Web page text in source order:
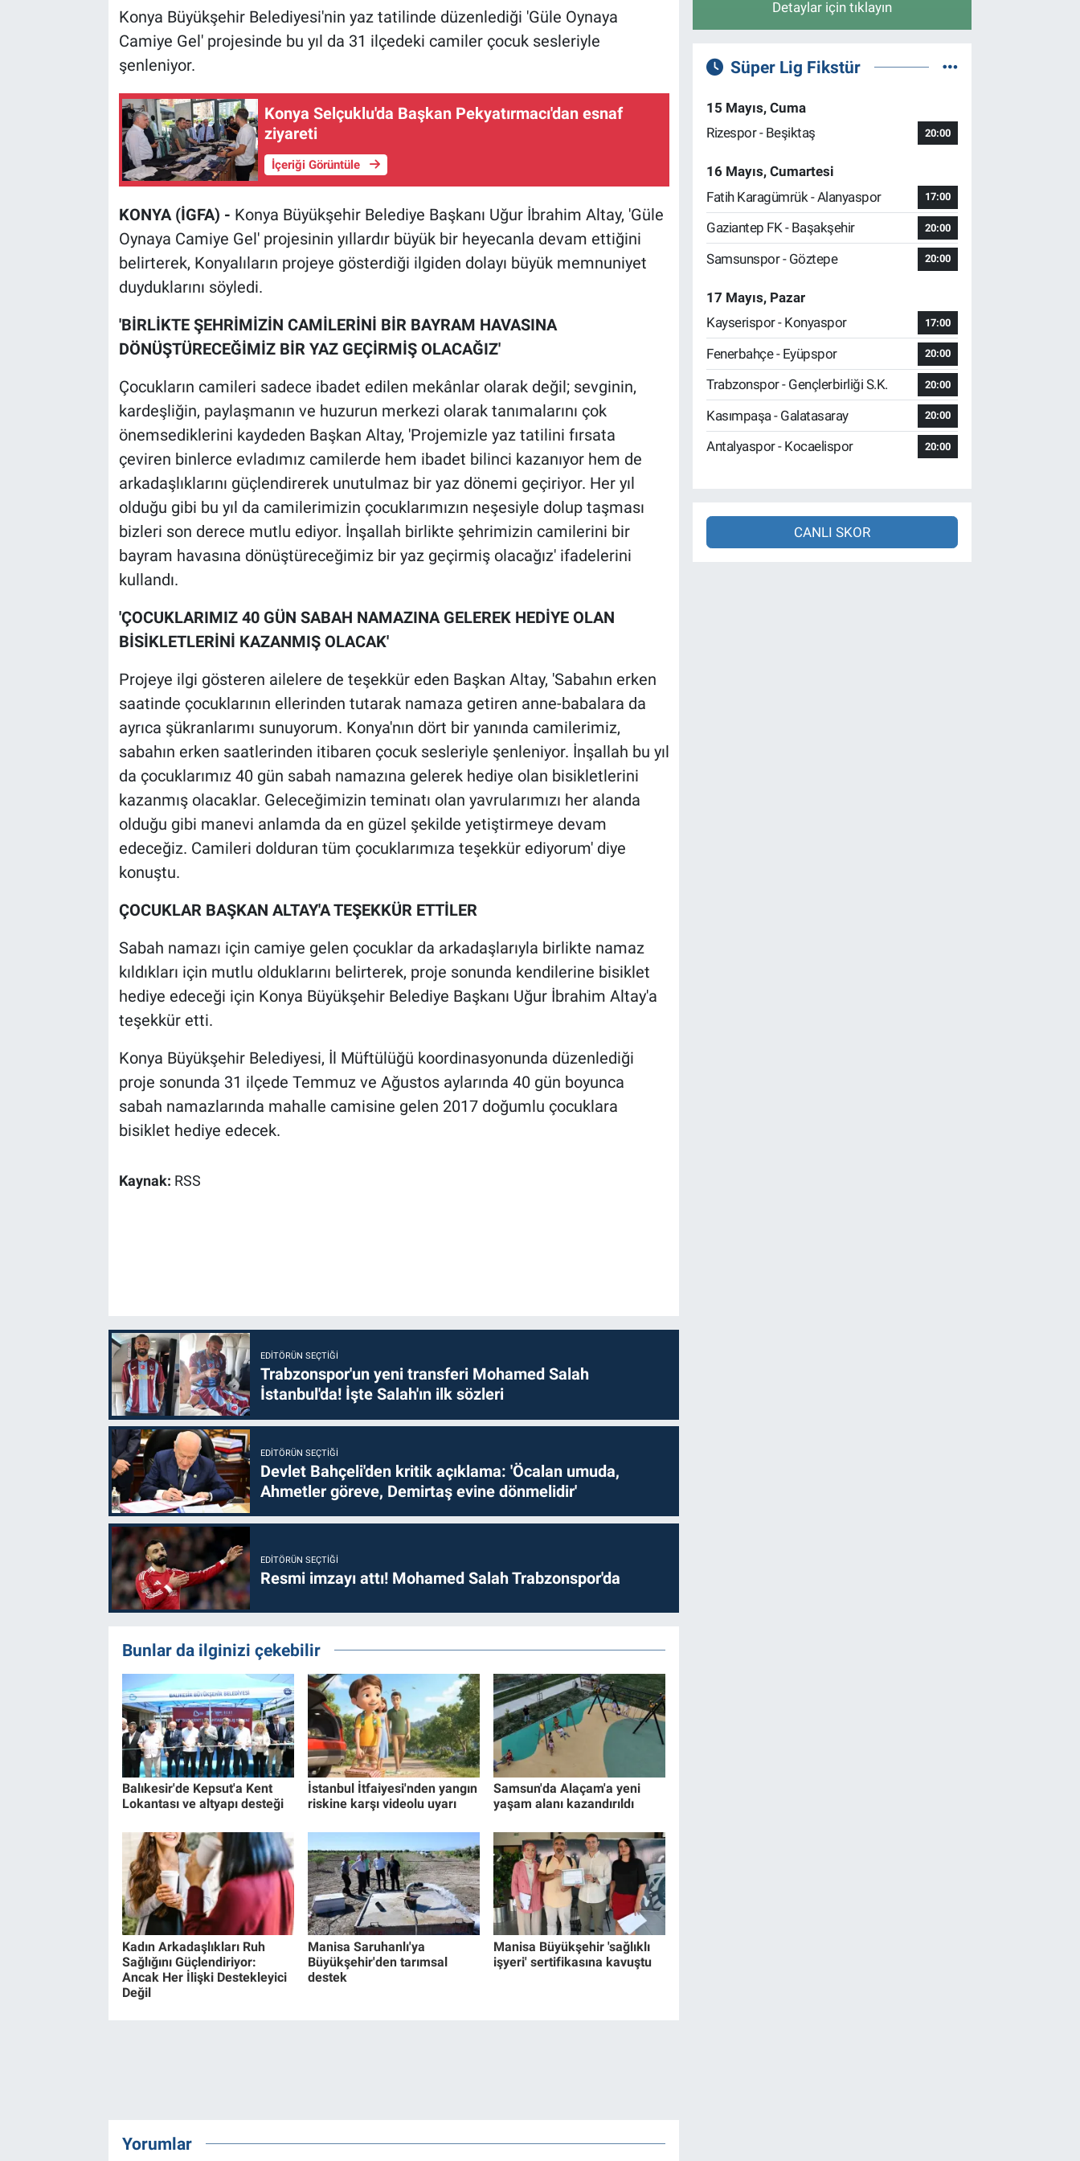
Konya Büyükşehir Belediyesi'nin yaz tatilinde düzenlediği 'Güle Oynaya
Camiye Gel' projesinde bu yıl da 31 ilçedeki camiler çocuk sesleriyle
şenleniyor.
Konya Selçuklu'da Başkan Pekyatırmacı'dan esnaf
ziyareti
İçeriği Görüntüle
KONYA (İGFA) - Konya Büyükşehir Belediye Başkanı Uğur İbrahim Altay, 'Güle
Oynaya Camiye Gel' projesinin yıllardır büyük bir heyecanla devam ettiğini
belirterek, Konyalıların projeye gösterdiği ilgiden dolayı büyük memnuniyet
duyduklarını söyledi.
'BİRLİKTE ŞEHRİMİZİN CAMİLERİNİ BİR BAYRAM HAVASINA
DÖNÜŞTÜRECEĞİMİZ BİR YAZ GEÇİRMİŞ OLACAĞIZ'
Çocukların camileri sadece ibadet edilen mekânlar olarak değil; sevginin,
kardeşliğin, paylaşmanın ve huzurun merkezi olarak tanımalarını çok
önemsediklerini kaydeden Başkan Altay, 'Projemizle yaz tatilini fırsata
çeviren binlerce evladımız camilerde hem ibadet bilinci kazanıyor hem de
arkadaşlıklarını güçlendirerek unutulmaz bir yaz dönemi geçiriyor. Her yıl
olduğu gibi bu yıl da camilerimizin çocuklarımızın neşesiyle dolup taşması
bizleri son derece mutlu ediyor. İnşallah birlikte şehrimizin camilerini bir
bayram havasına dönüştüreceğimiz bir yaz geçirmiş olacağız' ifadelerini
kullandı.
'ÇOCUKLARIMIZ 40 GÜN SABAH NAMAZINA GELEREK HEDİYE OLAN
BİSİKLETLERİNİ KAZANMIŞ OLACAK'
Projeye ilgi gösteren ailelere de teşekkür eden Başkan Altay, 'Sabahın erken
saatinde çocuklarının ellerinden tutarak namaza getiren anne-babalara da
ayrıca şükranlarımı sunuyorum. Konya'nın dört bir yanında camilerimiz,
sabahın erken saatlerinden itibaren çocuk sesleriyle şenleniyor. İnşallah bu yıl
da çocuklarımız 40 gün sabah namazına gelerek hediye olan bisikletlerini
kazanmış olacaklar. Geleceğimizin teminatı olan yavrularımızı her alanda
olduğu gibi manevi anlamda da en güzel şekilde yetiştirmeye devam
edeceğiz. Camileri dolduran tüm çocuklarımıza teşekkür ediyorum' diye
konuştu.
ÇOCUKLAR BAŞKAN ALTAY'A TEŞEKKÜR ETTİLER
Sabah namazı için camiye gelen çocuklar da arkadaşlarıyla birlikte namaz
kıldıkları için mutlu olduklarını belirterek, proje sonunda kendilerine bisiklet
hediye edeceği için Konya Büyükşehir Belediye Başkanı Uğur İbrahim Altay'a
teşekkür etti.
Konya Büyükşehir Belediyesi, İl Müftülüğü koordinasyonunda düzenlediği
proje sonunda 31 ilçede Temmuz ve Ağustos aylarında 40 gün boyunca
sabah namazlarında mahalle camisine gelen 2017 doğumlu çocuklara
bisiklet hediye edecek.
Kaynak: RSS
EDITÖRÜN SEÇTIĞI
Trabzonspor'un yeni transferi Mohamed Salah
İstanbul'da! İşte Salah'ın ilk sözleri
EDITÖRÜN SEÇTIĞI
Devlet Bahçeli'den kritik açıklama: 'Öcalan umuda,
Ahmetler göreve, Demirtaş evine dönmelidir'
EDITÖRÜN SEÇTIĞI
Resmi imzayı attı! Mohamed Salah Trabzonspor'da
Bunlar da ilginizi çekebilir
Balıkesir'de Kepsut'a Kent
Lokantası ve altyapı desteği
İstanbul İtfaiyesi'nden yangın
riskine karşı videolu uyarı
Samsun'da Alaçam'a yeni
yaşam alanı kazandırıldı
Kadın Arkadaşlıkları Ruh
Sağlığını Güçlendiriyor:
Ancak Her İlişki Destekleyici
Değil
Manisa Saruhanlı'ya
Büyükşehir'den tarımsal
destek
Manisa Büyükşehir 'sağlıklı
işyeri' sertifikasına kavuştu
Yorumlar
Detaylar için tıklayın
Süper Lig Fikstür
15 Mayıs, Cuma
Rizespor - Beşiktaş
20:00
16 Mayıs, Cumartesi
Fatih Karagümrük - Alanyaspor
17:00
Gaziantep FK - Başakşehir 20:00
Samsunspor - Göztepe 20:00
17 Mayıs, Pazar
Kayserispor - Konyaspor
17:00
Fenerbahçe - Eyüpspor 20:00
Trabzonspor - Gençlerbirliği S.K. 20:00
Kasımpaşa - Galatasaray 20:00
Antalyaspor - Kocaelispor 20:00
CANLI SKOR